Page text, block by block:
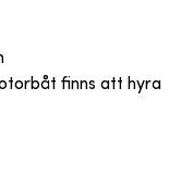
finns att hyra